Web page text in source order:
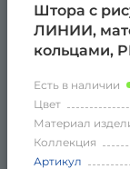
Штора с
ЛИНИИ,
кольцами,
Есть в наличии
Цвет
Материал
Коллекция
Артикул